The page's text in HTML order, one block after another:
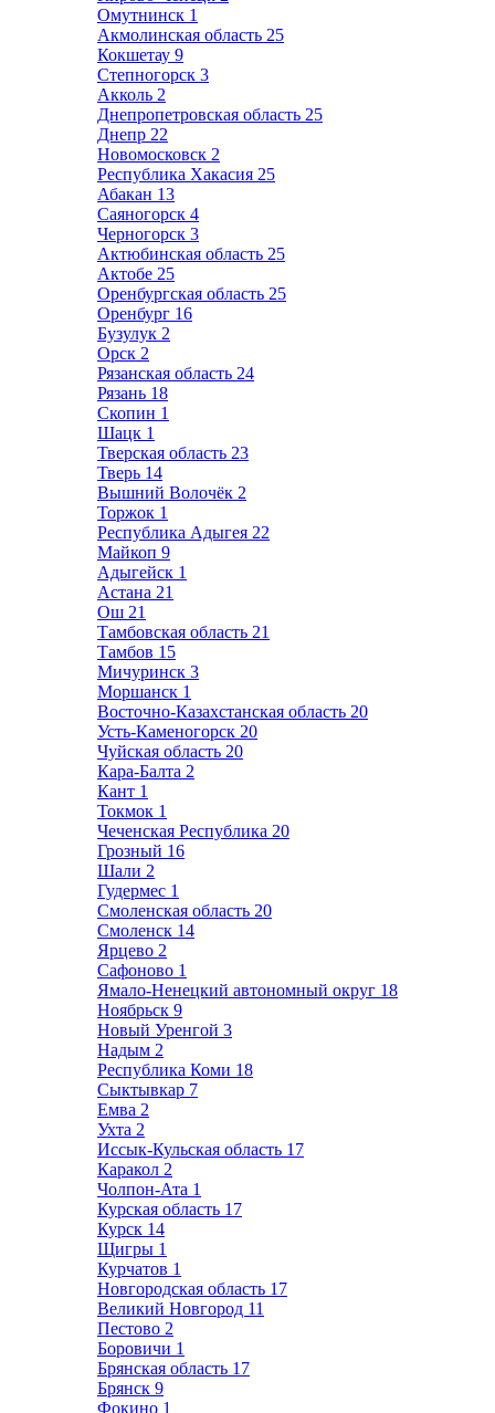
Омутнинск 1
Акмолинская область 25
Кокшетау 9
Степногорск 3
Акколь 2
Днепропетровская область 25
Днепр 22
Новомосковск 2
Республика Хакасия 25
Абакан 13
Саяногорск 4
Черногорск 3
Актюбинская область 25
Актобе 25
Оренбургская область 25
Оренбург 16
Бузулук 2
Орск 2
Рязанская область 24
Рязань 18
Скопин 1
Шацк 1
Тверская область 23
Тверь 14
Вышний Волочёк 2
Торжок 1
Республика Адыгея 22
Майкоп 9
Адыгейск 1
Астана 21
Ош 21
Тамбовская область 21
Тамбов 15
Мичуринск 3
Моршанск 1
Восточно-Казахстанская область 20
Усть-Каменогорск 20
Чуйская область 20
Кара-Балта 2
Кант 1
Токмок 1
Чеченская Республика 20
Грозный 16
Шали 2
Гудермес 1
Смоленская область 20
Смоленск 14
Ярцево 2
Сафоново 1
Ямало-Ненецкий автономный округ 18
Ноябрьск 9
Новый Уренгой 3
Надым 2
Республика Коми 18
Сыктывкар 7
Емва 2
Ухта 2
Иссык-Кульская область 17
Каракол 2
Чолпон-Ата 1
Курская область 17
Курск 14
Щигры 1
Курчатов 1
Новгородская область 17
Великий Новгород 11
Пестово 2
Боровичи 1
Брянская область 17
Брянск 9
Фокино 1